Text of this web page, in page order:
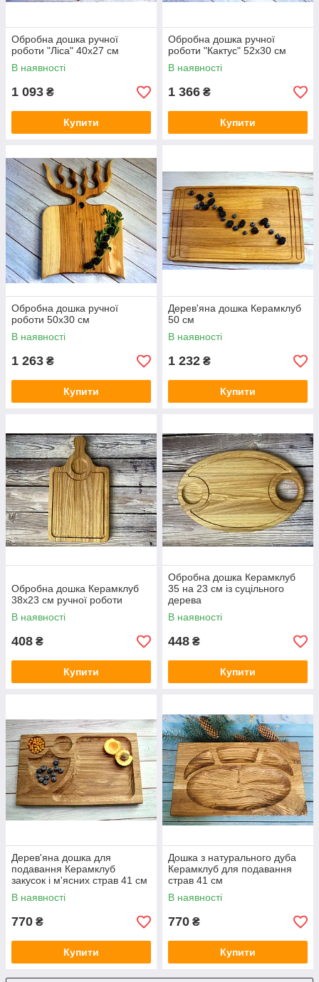
Обробна дошка ручної
роботи "Ліса" 40х27 см
В наявності
1 093 ₴
Купити
Обробна дошка ручної
роботи "Кактус" 52х30 см
В наявності
1 366 ₴
Купити
Обробна дошка ручної
роботи 50х30 см
В наявності
1 263 ₴
Купити
Дерев'яна дошка Керамклуб
50 см
В наявності
1 232 ₴
Купити
Обробна дошка Керамклуб
38х23 см ручної роботи
В наявності
408 ₴
Купити
Обробна дошка Керамклуб
35 на 23 см із суцільного
дерева
В наявності
448 ₴
Купити
Дерев'яна дошка для
подавання Керамклуб
закусок і м'ясних страв 41 см
В наявності
770 ₴
Купити
Дошка з натурального дуба
Керамклуб для подавання
страв 41 см
В наявності
770 ₴
Купити